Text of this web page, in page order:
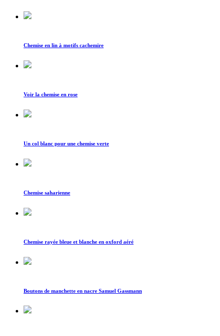
Chemise en lin à motifs cachemire
Voir la chemise en rose
Un col blanc pour une chemise verte
Chemise saharienne
Chemise rayée bleue et blanche en oxford aéré
Boutons de manchette en nacre Samuel Gassmann